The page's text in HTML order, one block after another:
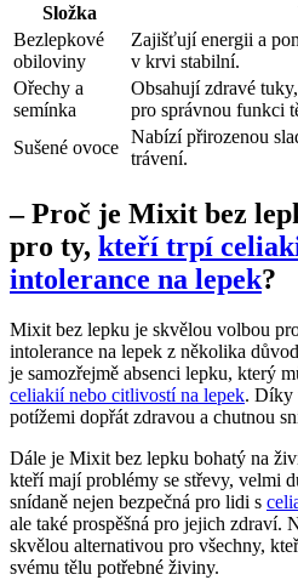
Složka
Bezlepkové
obiloviny
Zajišťují energii a
v krvi stabilní.
Ořechy a
semínka
Obsahují zdravé
pro správnou funkci
Sušené ovoce
Nabízí přirozenou
trávení.
– Proč je Mixit bez
pro ty, kteří trpí
intolerance na lepek?
Mixit bez lepku je skvělou volbou
intolerance na lepek z několika
je samozřejmě absenci lepku, který
celiakií nebo citlivostí na lepek. Díky
potížemi dopřát zdravou a chutnou
Dále je Mixit bez lepku bohatý na
kteří mají problémy se střevy, velmi
snídaně nejen bezpečná pro lidi s
ale také prospěšná pro jejich zdraví.
skvělou alternativou pro všechny,
svému tělu potřebné živiny.